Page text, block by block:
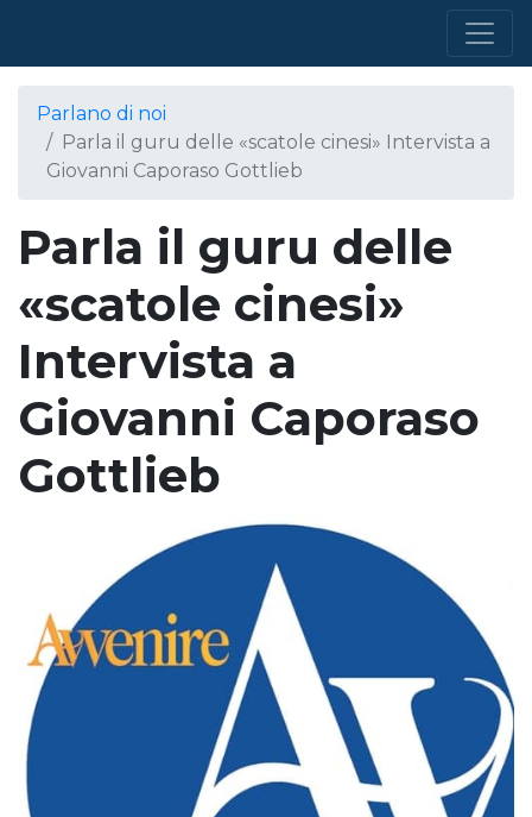
Parlano di noi
Parla il guru delle «scatole cinesi» Intervista a
Giovanni Caporaso Gottlieb
Parla il guru delle
«scatole cinesi»
Intervista a
Giovanni Caporaso
Gottlieb